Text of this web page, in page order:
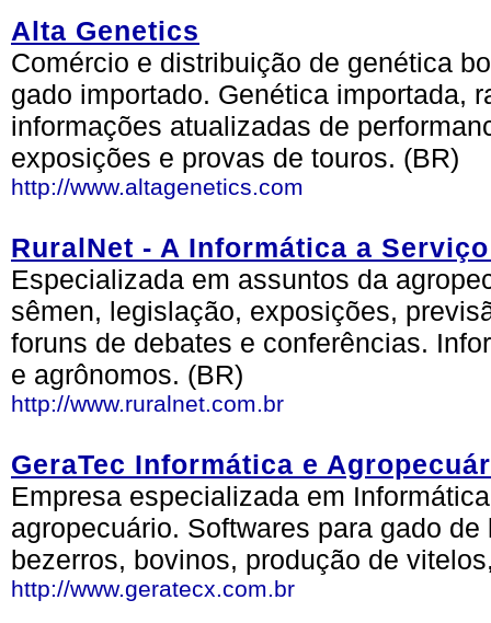
Alta Genetics
Comércio e distribuição de genética
gado importado. Genética importada,
informações atualizadas de
exposições e provas de touros. (BR)
http://www.altagenetics.com
RuralNet - A Informática a
Especializada em assuntos da
sêmen, legislação, exposições,
foruns de debates e conferências.
e agrônomos. (BR)
http://www.ruralnet.com.br
GeraTec Informática e
Empresa especializada em
agropecuário. Softwares para gado
bezerros, bovinos, produção de
http://www.geratecx.com.br